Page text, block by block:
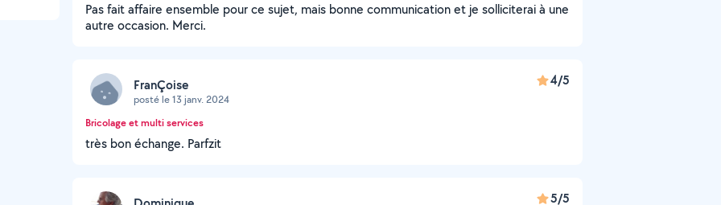
Pas fait affaire ensemble pour ce sujet, mais bonne communication et je solliciterai à une
autre occasion. Merci.
FranÇoise
posté le 13 janv. 2024
4/5
Bricolage et multi services
très bon échange. Parfzit
5/5